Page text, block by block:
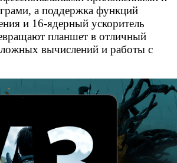
а поддержка функций
и 16-ядерный ускоритель
планшет в отличный
вычислений и работы с